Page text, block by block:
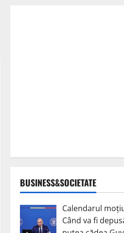
BUSINESS&SOCIETATE
Calendarul
Când va fi